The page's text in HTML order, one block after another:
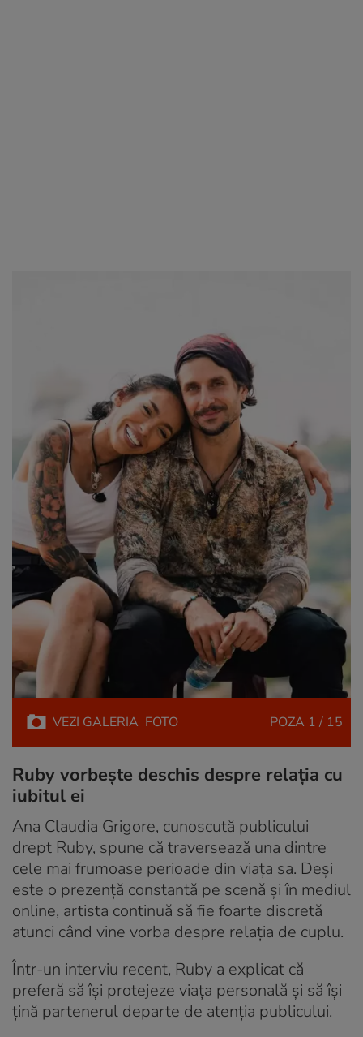
VEZI GALERIA FOTO POZA 1 / 15
Ruby vorbește deschis despre relația cu
iubitul ei
Ana Claudia Grigore, cunoscută publicului
drept Ruby, spune că traversează una dintre
cele mai frumoase perioade din viața sa. Deși
este o prezență constantă pe scenă și în mediul
online, artista continuă să fie foarte discretă
atunci când vine vorba despre relația de cuplu.
Într-un interviu recent, Ruby a explicat că
preferă să își protejeze viața personală și să își
țină partenerul departe de atenția publicului.